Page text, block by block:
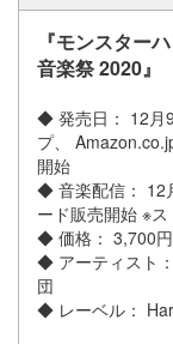
『モンスター
音楽祭 2020』
◆ 発売日： 12月
プ、
開始
◆ 音楽配信： 12
ード販売開始 ※ス
◆ 価格： 3,700円
◆ アーティスト
団
◆ レーベル：